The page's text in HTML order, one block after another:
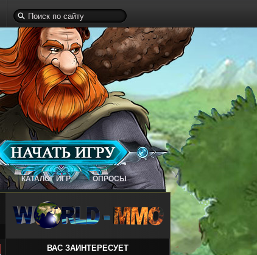
КАТАЛОГ ИГР ОПРОСЫ
ВАС ЗАИНТЕРЕСУЕТ